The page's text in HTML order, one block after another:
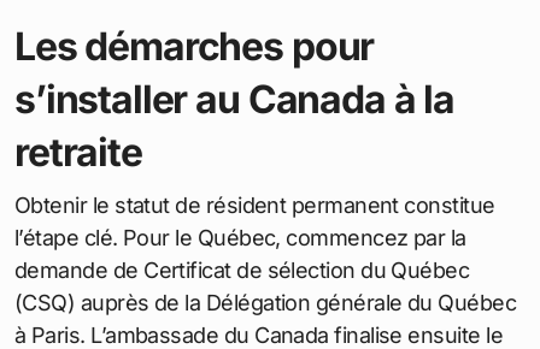
Les démarches pour
s’installer au Canada à la
retraite
Obtenir le statut de résident permanent constitue
l’étape clé. Pour le Québec, commencez par la
demande de Certificat de sélection du Québec
(CSQ) auprès de la Délégation générale du Québec
à Paris. L’ambassade du Canada finalise ensuite le